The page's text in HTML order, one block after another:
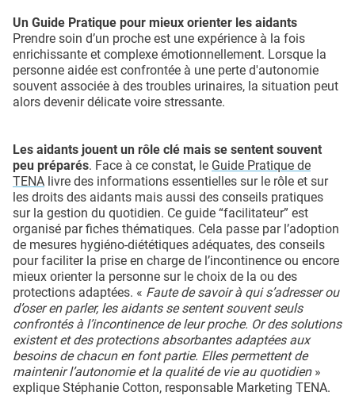
Un Guide Pratique pour mieux orienter les aidants
Prendre soin d’un proche est une expérience à la fois
enrichissante et complexe émotionnellement. Lorsque la
personne aidée est confrontée à une perte d'autonomie
souvent associée à des troubles urinaires, la situation peut
alors devenir délicate voire stressante.
Les aidants jouent un rôle clé mais se sentent souvent
peu préparés. Face à ce constat, le Guide Pratique de
TENA livre des informations essentielles sur le rôle et sur
les droits des aidants mais aussi des conseils pratiques
sur la gestion du quotidien. Ce guide “facilitateur” est
organisé par fiches thématiques. Cela passe par l’adoption
de mesures hygiéno-diététiques adéquates, des conseils
pour faciliter la prise en charge de l’incontinence ou encore
mieux orienter la personne sur le choix de la ou des
protections adaptées. « Faute de savoir à qui s’adresser ou
d’oser en parler, les aidants se sentent souvent seuls
confrontés à l’incontinence de leur proche. Or des solutions
existent et des protections absorbantes adaptées aux
besoins de chacun en font partie. Elles permettent de
maintenir l’autonomie et la qualité de vie au quotidien »
explique Stéphanie Cotton, responsable Marketing TENA.